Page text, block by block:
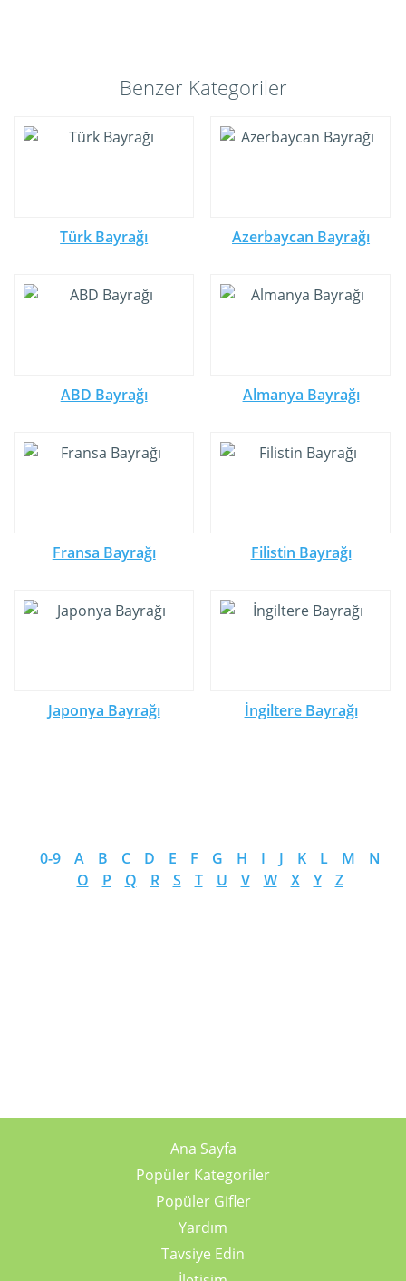
Benzer Kategoriler
Türk Bayrağı Azerbaycan Bayrağı
ABD Bayrağı Almanya Bayrağı
Fransa Bayrağı Filistin Bayrağı
Japonya Bayrağı İngiltere Bayrağı
0-9 A B C D E F G H I J K L M
N
O
P Q R S T U V W X Y Z
Ana Sayfa
Popüler Kategoriler
Popüler Gifler
Yardım
Tavsiye Edin